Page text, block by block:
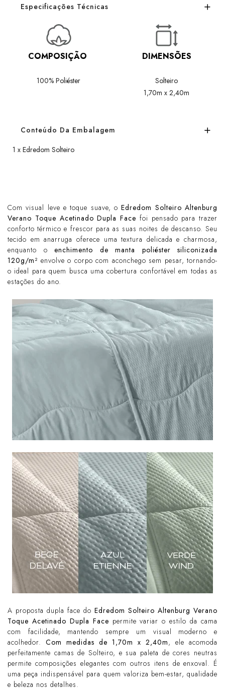
Especificações Técnicas
COMPOSIÇÃO
100% Poliéster
DIMENSÕES
Solteiro
1,70m x 2,40m
Conteúdo Da Embalagem
1 x Edredom Solteiro
Com visual leve e toque suave, oEdredom Solteiro Altenburg
Verano Toque Acetinado Dupla Face foi pensado para trazer
conforto térmico e frescor para as suas noites de descanso. Seu
tecido em anarruga oferece uma textura delicada e charmosa,
enquanto o enchimento de manta poliéster siliconizada
120g/m² envolve o corpo com aconchego sem pesar, tornando-
o ideal para quem busca uma cobertura confortável em todas as
estações do ano.
A proposta dupla face do Edredom Solteiro Altenburg Verano
Toque Acetinado Dupla Face permite variar o estilo da cama
com facilidade, mantendo sempre um visual moderno e
acolhedor. Com medidas de 1,70m x 2,40m, ele acomoda
perfeitamente camas de Solteiro, e sua paleta de cores neutras
permite composições elegantes com outros itens de enxoval. É
uma peça indispensável para quem valoriza bem-estar, qualidade
e beleza nos detalhes.